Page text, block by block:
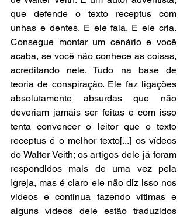
que defende o texto receptus com
unhas e dentes. E ele fala. E ele cria.
Consegue montar um cenário e você
acaba, se você não conhece as coisas,
acreditando nele. Tudo na base de
teoria de conspiração. Ele faz ligações
absolutamente absurdas que não
deveriam jamais ser feitas e com isso
tenta convencer o leitor que o texto
receptus é o melhor texto[...] os vídeos
do Walter Veith; os artigos dele já foram
respondidos mais de uma vez pela
Igreja, mas é claro ele não diz isso nos
vídeos e continua fazendo vítimas e
alguns vídeos dele estão traduzidos